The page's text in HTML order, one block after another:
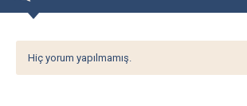
Hiç yorum yapılmamış.